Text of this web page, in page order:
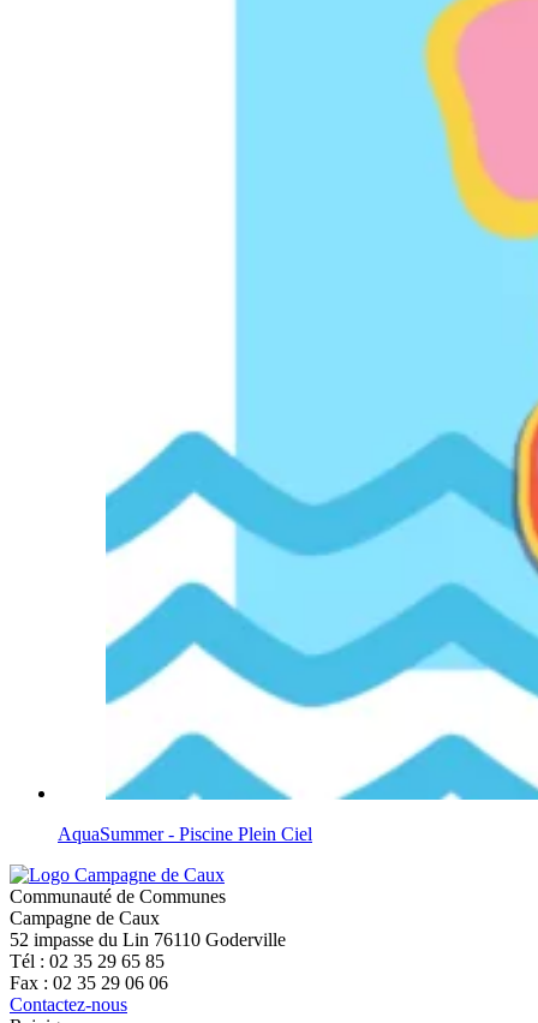
AquaSummer - Piscine Plein Ciel
Communauté de Communes
Campagne de Caux
52 impasse du Lin 76110 Goderville
Tél : 02 35 29 65 85
Fax : 02 35 29 06 06
Contactez-nous